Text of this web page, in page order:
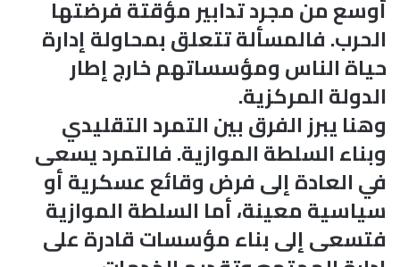
أوسع من مجرد تدابير مؤقتة فرضتها
الحرب. فالمسألة تتعلق بمحاولة إدارة
حياة الناس ومؤسساتهم خارج إطار
الدولة المركزية.
وهنا يبرز الفرق بين التمرد التقليدي
وبناء السلطة الموازية. فالتمرد يسعى
في العادة إلى فرض وقائع عسكرية أو
سياسية معينة، أما السلطة الموازية
فتسعى إلى بناء مؤسسات قادرة على